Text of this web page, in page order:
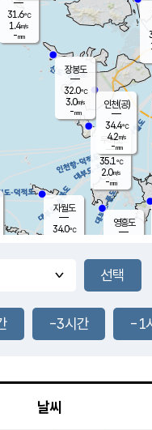
풍도
1.4m/s
무의도
35.1℃
2.0m/s
-mm
영흥도
31.6℃
1.4m/s
-mm
자월도
34.0℃
장봉도
32.0℃
3.0m/s
-mm
인천(공)
34.4℃
4.2m/s
-mm
-3시간 -1
날씨